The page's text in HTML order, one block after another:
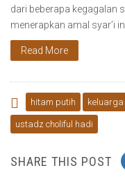
dari beberapa kegagalan
menerapkan amal syar’i
Read More
hitam putih keluarga
ustadz choliful hadi
SHARE THIS POST